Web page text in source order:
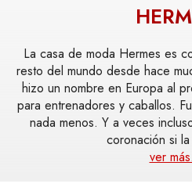
La casa de moda Hermes es
resto del mundo desde hace
hizo un nombre en Europa al
para entrenadores y caballos.
nada menos. Y a veces
coronación si
ver